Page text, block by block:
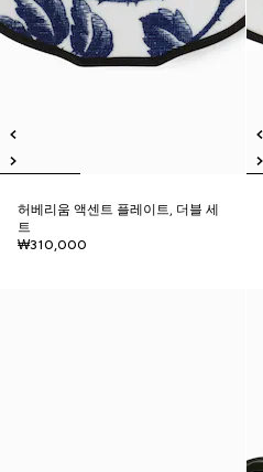
허베리움 액센트 플레이트, 더블 세
트
₩310,000